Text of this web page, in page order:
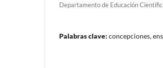
Departamento de Educación
Palabras clave: concepciones,